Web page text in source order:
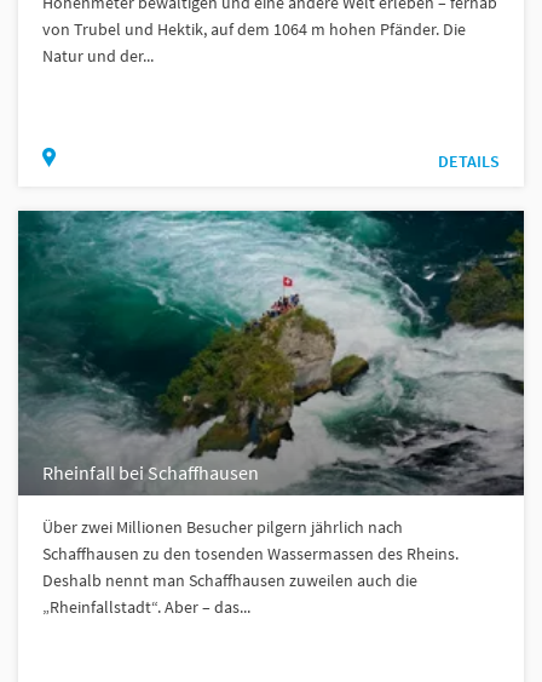
von Trubel und Hektik, auf dem 1064 m hohen Pfänder. Die
Natur und der...
DETAILS
Rheinfall bei Schaffhausen
Über zwei Millionen Besucher pilgern jährlich nach
Schaffhausen zu den tosenden Wassermassen des Rheins.
Deshalb nennt man Schaffhausen zuweilen auch die
„Rheinfallstadt“. Aber – das...